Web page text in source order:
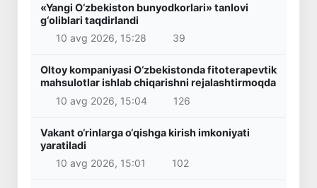
«Yangi O‘zbekiston bunyodkorlari» tanlovi
g‘oliblari taqdirlandi
10 avg 2026, 15:28
39
Oltoy kompaniyasi O‘zbekistonda fitoterapevtik
mahsulotlar ishlab chiqarishni rejalashtirmoqda
10 avg 2026, 15:04
126
Vakant o‘rinlarga o‘qishga kirish imkoniyati
yaratiladi
10 avg 2026, 15:01
102